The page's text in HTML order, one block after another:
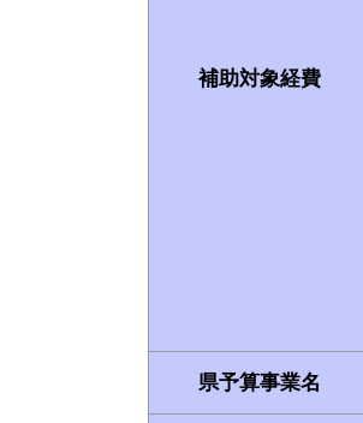
補助対象経費
県予算事業名